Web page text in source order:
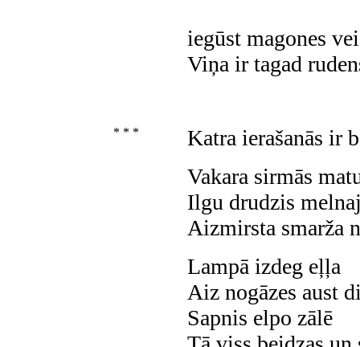
iegūst magones
Viņa ir tagad
* * *
Katra ierašanās ir
Vakara sirmās
Ilgu drudzis
Aizmirsta smarža
Lampā izdeg eļļa
Aiz nogāzes aust
Sapnis elpo zālē